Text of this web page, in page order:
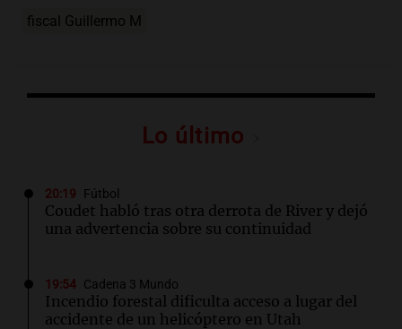
fiscal Guillermo M
Lo último
20:19 Fútbol
Coudet habló tras otra derrota de River y dejó
una advertencia sobre su continuidad
19:54 Cadena 3 Mundo
Incendio forestal dificulta acceso a lugar del
accidente de un helicóptero en Utah